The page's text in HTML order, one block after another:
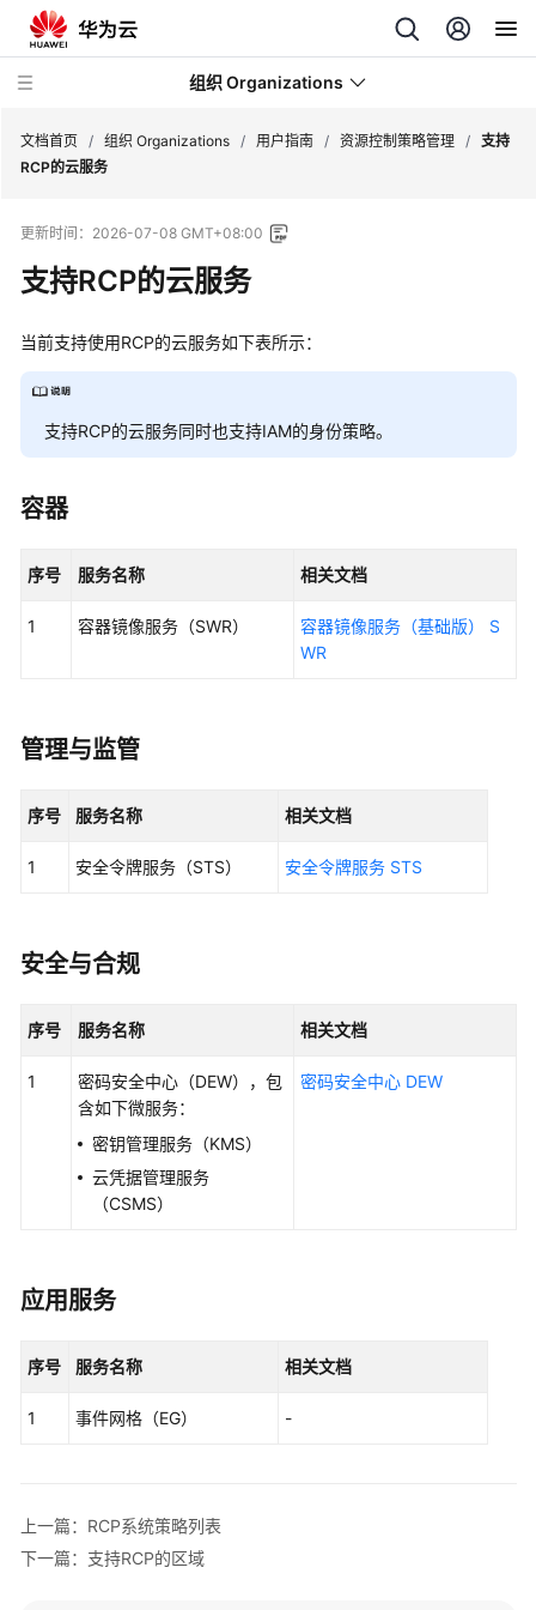
组织 Organizations
新
动
态
产
品
介
绍
速
门
权
管
理
OU
理
管
务
控
策
管
络
控
文档首页 / 组织 Organizations / 用户指南 / 资源控制策略管理 / 支持
RCP的云服务
更新时间： 2026-07-08 GMT+08:00
支持RCP的云服务
当前支持使用RCP的云服务如下表所示：
支持RCP的云服务同时也支持IAM的身份策略。
容器
序号 服务名称 相关文档
1 容器镜像服务（SWR）
容器镜像服务（基础版） S
WR
管理与监管
序号 服务名称 相关文档
1 安全令牌服务（STS） 安全令牌服务 STS
安全与合规
序号 服务名称 相关文档
1
密码安全中心（DEW），包
含如下微服务：
密钥管理服务（KMS）
云凭据管理服务
（CSMS）
密码安全中心 DEW
应用服务
序号 服务名称 相关文档
1 事件网格（EG） -
上一篇：RCP系统策略列表
下一篇：支持RCP的区域